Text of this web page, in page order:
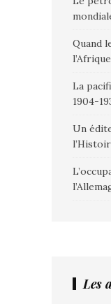
Quand
La
1904-
Un
Les